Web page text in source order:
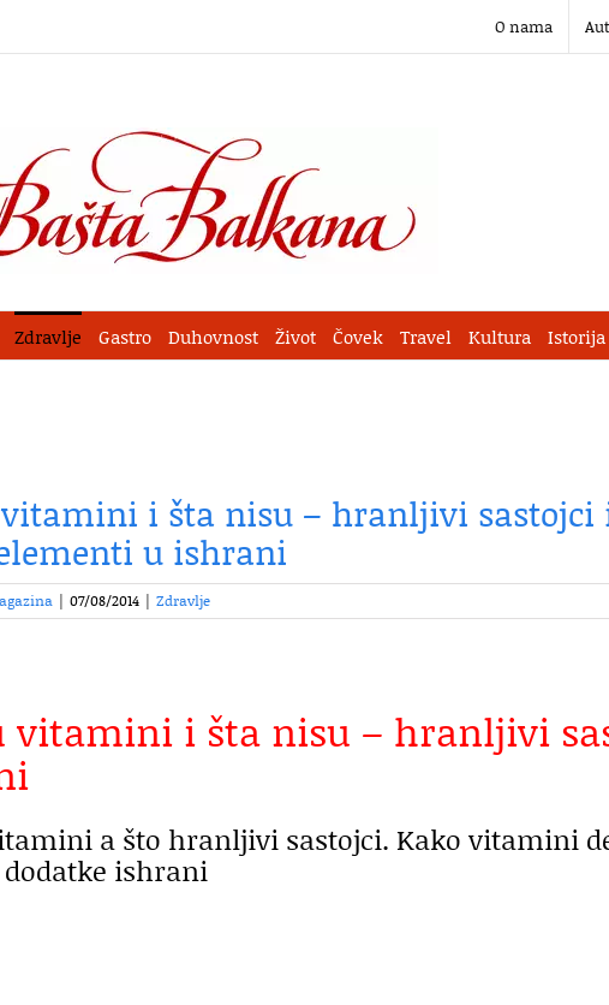
O nama
Zdravlje Gastro Duhovnost Život Čovek Travel Kultura Istorija
vitamini i šta nisu – hranljivi sastojci
u ishrani
| 07/08/2014 | Zdravlje
vitamini i šta nisu – hranljivi
a što hranljivi sastojci. Kako vitamini
ishrani